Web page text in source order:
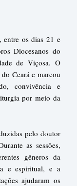
entre os dias 21 e
Diocesanos do
de Viçosa. O
Ceará e marcou
convivência e
por meio da
pelo doutor
as sessões,
gêneros da
e espiritual, e a
ajudaram os